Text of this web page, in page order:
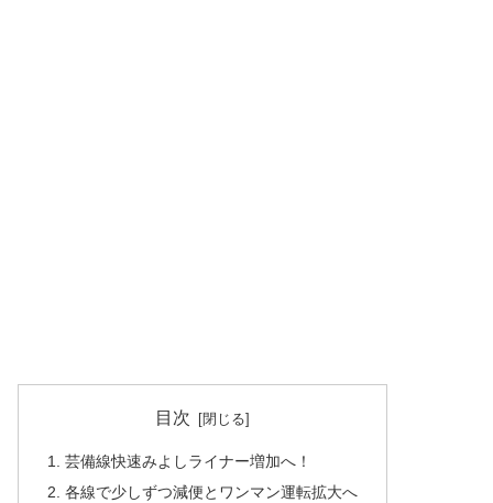
目次
1. 芸備線快速みよしライナー増加へ！
2. 各線で少しずつ減便とワンマン運転拡大へ